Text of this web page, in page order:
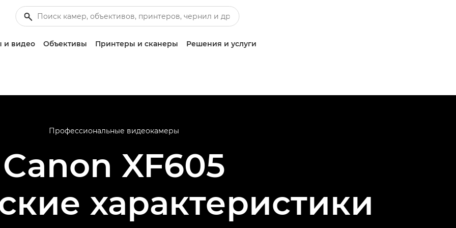
и видео Объективы Принтеры и сканеры Решения и услуги
Профессиональные видеокамеры
Canon XF605
характеристики